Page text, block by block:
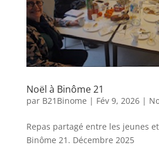
Noël à Binôme 21
par B21Binome | Fév 9, 2026|
Repas partagé entre les jeunes
Binôme 21. Décembre 2025